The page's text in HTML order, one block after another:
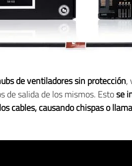
de ventiladores sin protección,
de salida de los mismos. Estose
cables, causando chispas o